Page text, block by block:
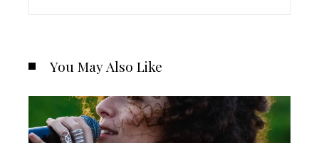
You May Also Like